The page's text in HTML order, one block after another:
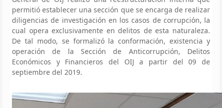
permitió establecer una sección que se encarga de realizar
diligencias de investigación en los casos de corrupción, la
cual opera exclusivamente en delitos de esta naturaleza.
De tal modo, se formalizó la conformación, existencia y
operación de la Sección de Anticorrupción, Delitos
Económicos y Financieros del OIJ a partir del 09 de
septiembre del 2019.